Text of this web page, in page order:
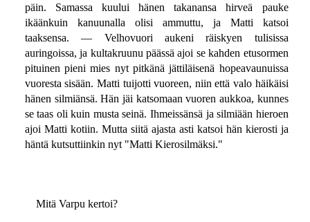
päin. Samassa kuului hänen takanansa hirveä pauke
ikäänkuin kanuunalla olisi ammuttu, ja Matti katsoi
taaksensa. — Velhovuori aukeni räiskyen tulisissa
auringoissa, ja kultakruunu päässä ajoi se kahden etusormen
pituinen pieni mies nyt pitkänä jättiläisenä hopeavaunuissa
vuoresta sisään. Matti tuijotti vuoreen, niin että valo häikäisi
hänen silmiänsä. Hän jäi katsomaan vuoren aukkoa, kunnes
se taas oli kuin musta seinä. Ihmeissänsä ja silmiään hieroen
ajoi Matti kotiin. Mutta siitä ajasta asti katsoi hän kierosti ja
häntä kutsuttiinkin nyt "Matti Kierosilmäksi."
Mitä Varpu kertoi?